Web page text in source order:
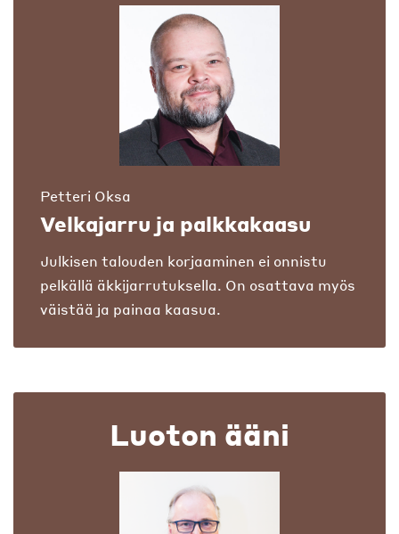
Petteri Oksa
Velkajarru ja palkkakaasu
Julkisen talouden korjaaminen ei onnistu
pelkällä äkkijarrutuksella. On osattava myös
väistää ja painaa kaasua.
Luoton ääni